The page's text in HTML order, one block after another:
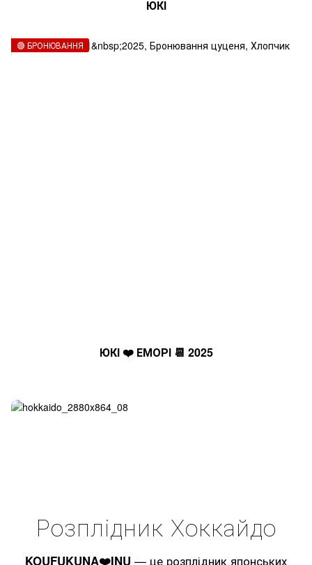
ЮКІ
🟢 БРОНЮВАННЯ
ЮКІ ❤️ ЕМОРІ 📆 2025
Розплідник Хоккайдо
KOUFUKUNA❤️INU — це розплідник японських